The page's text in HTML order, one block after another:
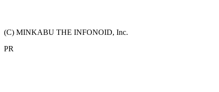
(C) MINKABU THE INFONOID, Inc.
PR